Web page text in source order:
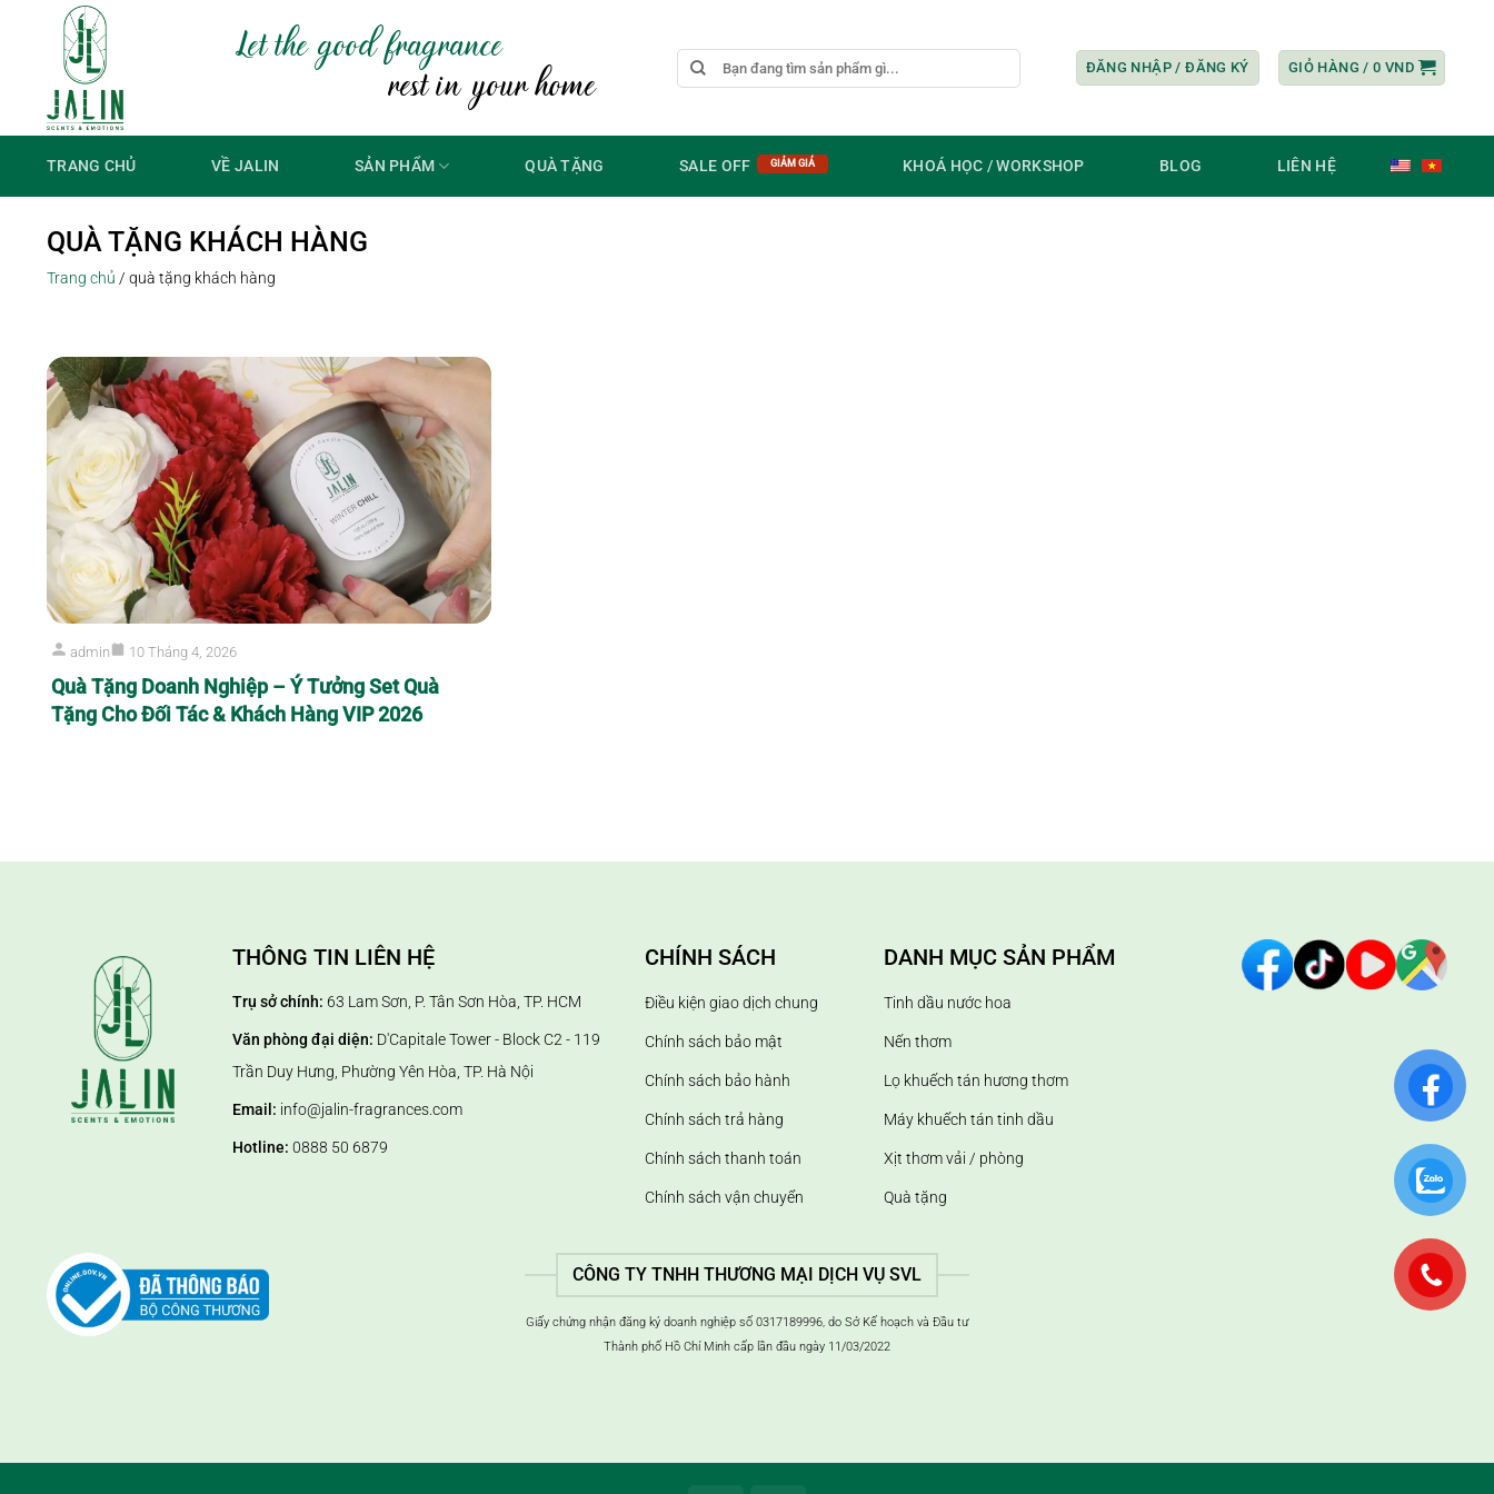
Let the good fragrance
rest in your home
Tìm
kiếm:
ĐĂNG NHẬP / ĐĂNG KÝ GIỎ HÀNG /0 VND
TRANG CHỦ VỀ JALIN SẢN PHẨM QUÀ TẶNG SALE OFF KHOÁ HỌC / WORKSHOP BLOG LIÊN HỆ
QUÀ TẶNG KHÁCH HÀNG
Trang chủ / quà tặng khách hàng
admin 10 Tháng 4, 2026
Quà Tặng Doanh Nghiệp – Ý Tưởng Set Quà
Tặng Cho Đối Tác & Khách Hàng VIP 2026
THÔNG TIN LIÊN HỆ
Trụ sở chính: 63 Lam Sơn, P. Tân Sơn Hòa, TP. HCM
Văn phòng đại diện: D'Capitale Tower - Block C2 - 119
Trần Duy Hưng, Phường Yên Hòa, TP. Hà Nội
Email: info@jalin-fragrances.com
Hotline: 0888 50 6879
CHÍNH SÁCH
Điều kiện giao dịch chung
Chính sách bảo mật
Chính sách bảo hành
Chính sách trả hàng
Chính sách thanh toán
Chính sách vận chuyển
DANH MỤC SẢN PHẨM
Tinh dầu nước hoa
Nến thơm
Lọ khuếch tán hương thơm
Máy khuếch tán tinh dầu
Xịt thơm vải / phòng
Quà tặng
CÔNG TY TNHH THƯƠNG MẠI DỊCH VỤ SVL
Giấy chứng nhận đăng ký doanh nghiệp số 0317189996, do Sở Kế hoạch và Đầu tư
Thành phố Hồ Chí Minh cấp lần đầu ngày 11/03/2022